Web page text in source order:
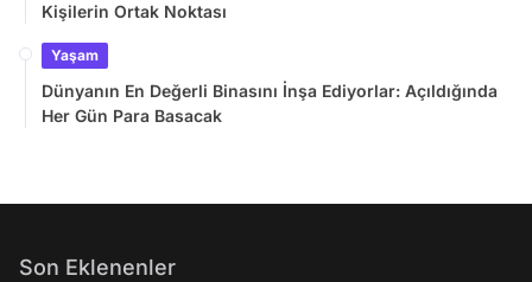
Kişilerin Ortak Noktası
Yaşam
Dünyanın En Değerli Binasını İnşa Ediyorlar: Açıldığında
Her Gün Para Basacak
Son Eklenenler